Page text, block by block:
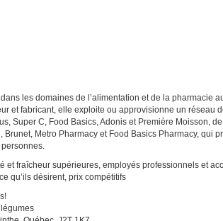
les domaines de l’alimentation et de la pharmacie
et fabricant, elle exploite ou approvisionne un réseau
Super C, Food Basics, Adonis et Première Moisson,
Metro Pharmacy et Food Basics Pharmacy, qui
et fraîcheur supérieures, employés professionnels et
qu’ils désirent, prix compétitifs